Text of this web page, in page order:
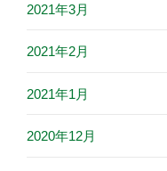
2021年3月
2021年2月
2021年1月
2020年12月